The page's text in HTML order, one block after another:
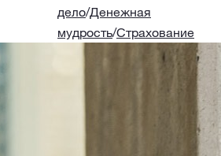
дело/Денежная
мудрость/Страхование